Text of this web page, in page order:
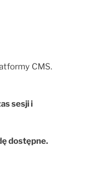
CMS.
sesji i
dostępne.